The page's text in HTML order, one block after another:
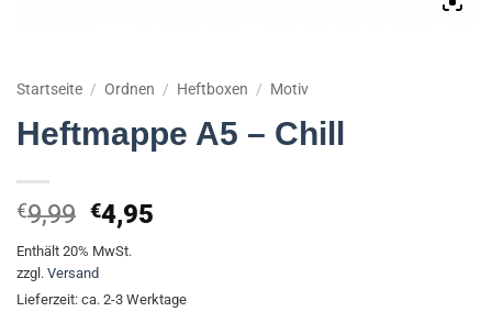
Startseite / Ordnen / Heftboxen / Motiv
Heftmappe A5 – Chill
€9,99 Ursprünglicher
Preis
war:
€9,99
€4,95
€4,95.
Enthält 20% MwSt.
zzgl. Versand
Lieferzeit: ca. 2-3 Werktage